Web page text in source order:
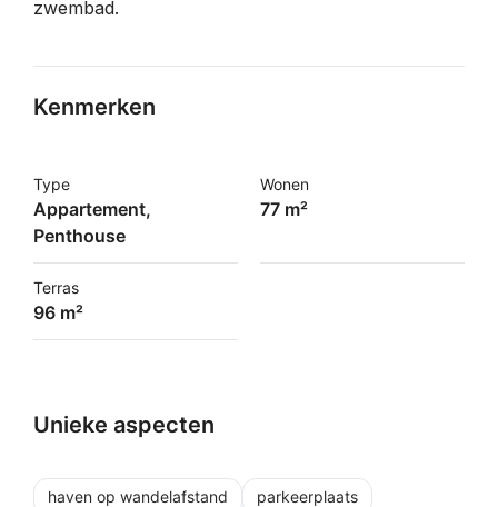
zwembad.
Kenmerken
Type
Appartement,
Penthouse
Wonen
77 m²
Terras
96 m²
Unieke aspecten
haven op wandelafstand
parkeerplaats